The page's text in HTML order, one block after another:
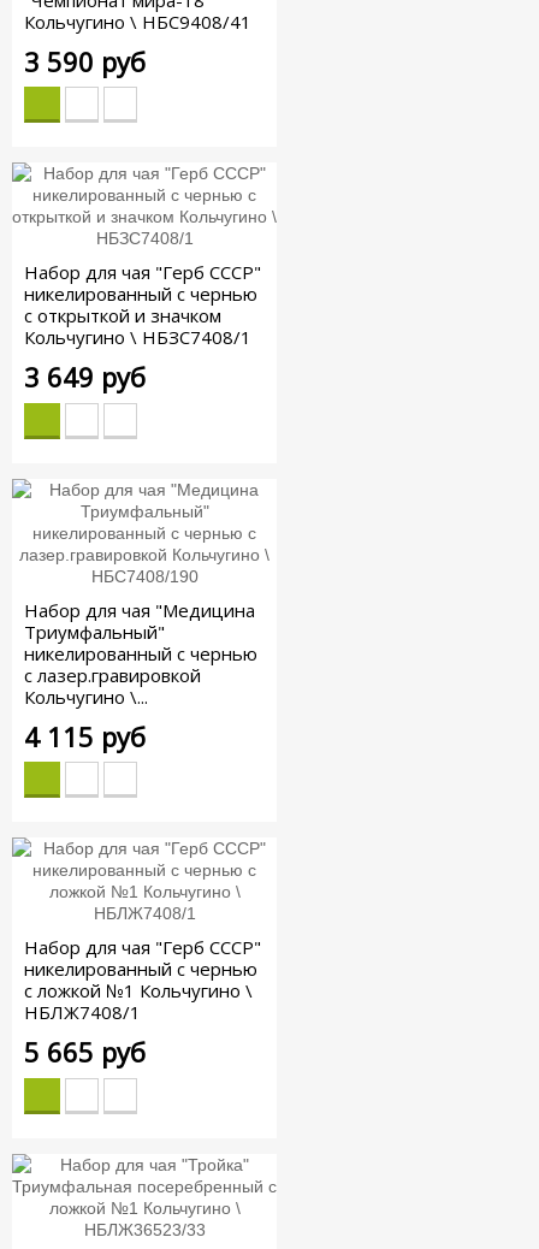
Кольчугино \ НБС9408/41
3 590 руб
Набор для чая "Герб СССР"
никелированный с чернью
с открыткой и значком
Кольчугино \ НБЗС7408/1
3 649 руб
Набор для чая "Медицина
Триумфальный"
никелированный с чернью
с лазер.гравировкой
Кольчугино \...
4 115 руб
Набор для чая "Герб СССР"
никелированный с чернью
с ложкой №1 Кольчугино \
НБЛЖ7408/1
5 665 руб